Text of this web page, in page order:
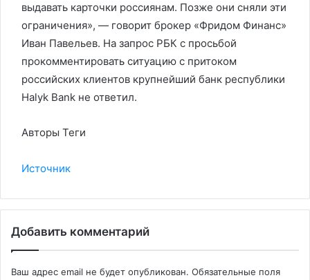
выдавать карточки россиянам. Позже они сняли эти
ограничения», — говорит брокер «Фридом Финанс»
Иван Павельев. На запрос РБК с просьбой
прокомментировать ситуацию с притоком
российских клиентов крупнейший банк республики
Halyk Bank не ответил.
Авторы Теги
Источник
Добавить комментарий
Ваш адрес email не будет опубликован. Обязательные поля